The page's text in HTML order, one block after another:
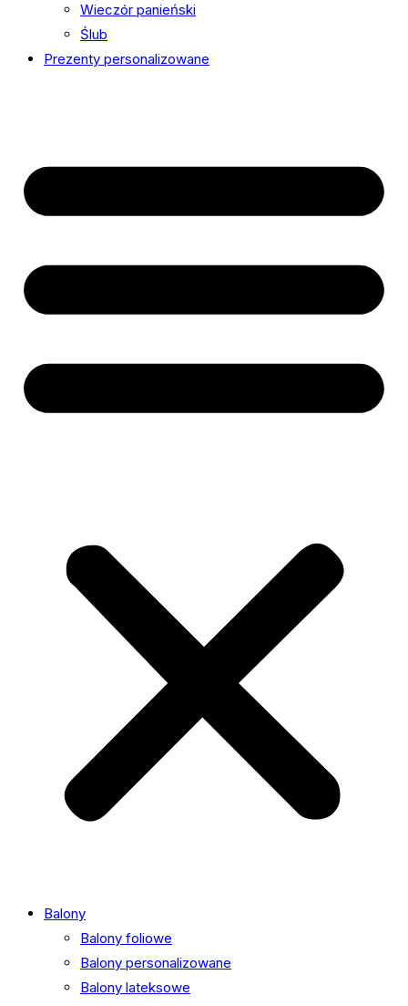
Wieczór panieński
Ślub
Prezenty personalizowane
Balony
Balony foliowe
Balony personalizowane
Balony lateksowe